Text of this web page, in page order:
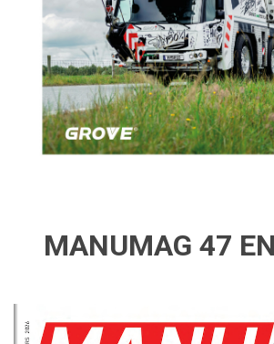
MANUMAG 47